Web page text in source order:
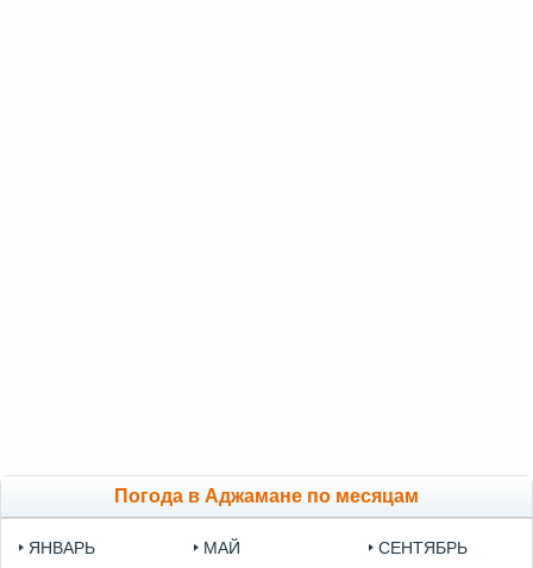
Погода в Аджамане по месяцам
ЯНВАРЬ
МАЙ
СЕНТЯБРЬ